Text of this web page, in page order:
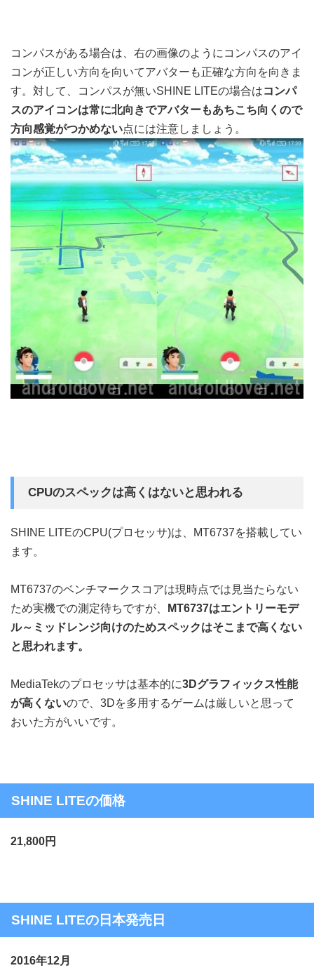
コンパスがある場合は、右の画像のようにコンパスのアイ
コンが正しい方向を向いてアバターも正確な方向を向きま
す。対して、コンパスが無いSHINE LITEの場合はコンパ
スのアイコンは常に北向きでアバターもあちこち向くので
方向感覚がつかめない点には注意しましょう。
CPUのスペックは高くはないと思われる
SHINE LITEのCPU(プロセッサ)は、MT6737を搭載してい
ます。
MT6737のベンチマークスコアは現時点では見当たらない
ため実機での測定待ちですが、
MT6737はエントリーモデ
ル～ミッドレンジ向けのためスペックはそこまで高くない
と思われます。
MediaTekのプロセッサは基本的に3Dグラフィックス性能
が高くないので、3Dを多用するゲームは厳しいと思って
おいた方がいいです。
SHINE LITEの価格
21,800円
SHINE LITEの日本発売日
2016年12月